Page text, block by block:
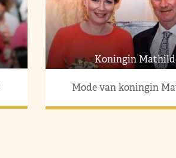
Koningin
Mode van koningin